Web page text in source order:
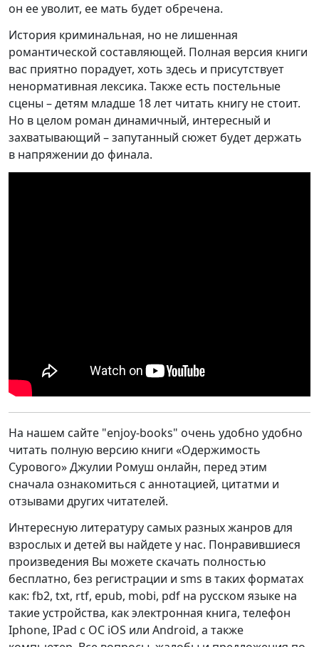
он ее уволит, ее мать будет обречена.
История криминальная, но не лишенная
романтической составляющей. Полная версия книги
вас приятно порадует, хоть здесь и присутствует
ненормативная лексика. Также есть постельные
сцены – детям младше 18 лет читать книгу не стоит.
Но в целом роман динамичный, интересный и
захватывающий – запутанный сюжет будет держать
в напряжении до финала.
На нашем сайте "enjoy-books" очень удобно удобно
читать полную версию книги «Одержимость
Сурового» Джулии Ромуш онлайн, перед этим
сначала ознакомиться с аннотацией, цитатми и
отзывами других читателей.
Интересную литературу самых разных жанров для
взрослых и детей вы найдете у нас. Понравившиеся
произведения Вы можете скачать полностью
бесплатно, без регистрации и sms в таких форматах
как: fb2, txt, rtf, epub, mobi, pdf на русском языке на
такие устройства, как электронная книга, телефон
Iphone, IPad с ОС iOS или Android, а также